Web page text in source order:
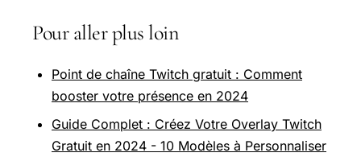
Pour aller plus loin
Point de chaîne Twitch gratuit : Comment
booster votre présence en 2024
Guide Complet : Créez Votre Overlay Twitch
Gratuit en 2024 - 10 Modèles à Personnaliser